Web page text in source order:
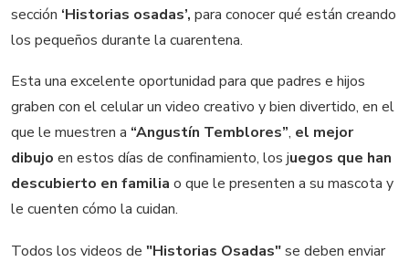
sección ‘Historias osadas’, para conocer qué están creando
los pequeños durante la cuarentena.
Esta una excelente oportunidad para que padres e hijos
graben con el celular un video creativo y bien divertido, en el
que le muestren a “Angustín Temblores”, el mejor
dibujo en estos días de confinamiento, los juegos que han
descubierto en familia o que le presenten a su mascota y
le cuenten cómo la cuidan.
Todos los videos de "Historias Osadas"se deben enviar